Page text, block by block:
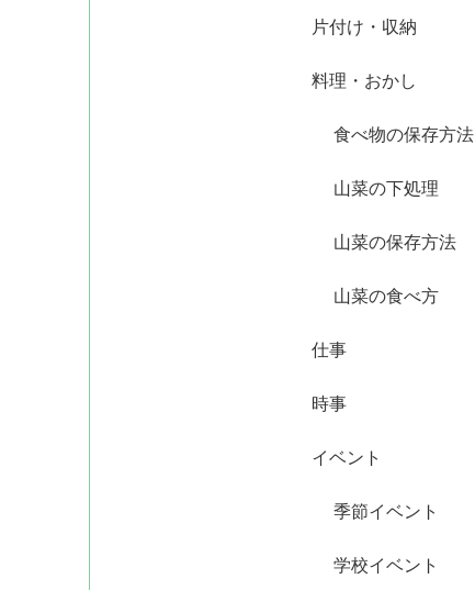
片付け・収納
料理・おかし
食べ物の保存方法
山菜の下処理
山菜の保存方法
山菜の食べ方
仕事
時事
イベント
季節イベント
学校イベント